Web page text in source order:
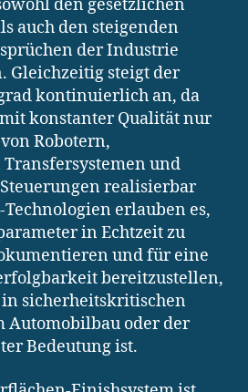
den gesetzlichen
auch den steigenden
der Industrie
Gleichzeitig steigt der
kontinuierlich an, da
konstanter Qualität nur
Robotern,
Transfersystemen und
realisierbar
erlauben es,
in Echtzeit zu
und für eine
bereitzustellen,
sicherheitskritischen
Automobilbau oder der
Bedeutung ist.